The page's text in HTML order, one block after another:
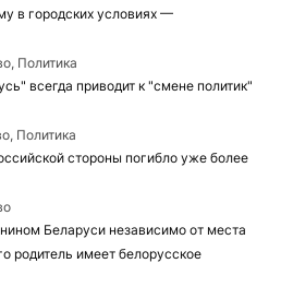
в городских условиях —
Политика
всегда приводит к "смене политик"
Политика
стороны погибло уже более
Беларуси независимо от места
родитель имеет белорусское